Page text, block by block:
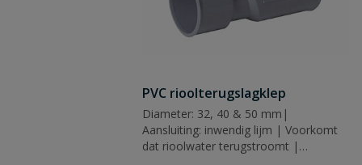
PVC rioolterugslagklep
Diameter: 32, 40 & 50 mm|
Aansluiting: inwendig lijm | Voorkomt
dat rioolwater terugstroomt |